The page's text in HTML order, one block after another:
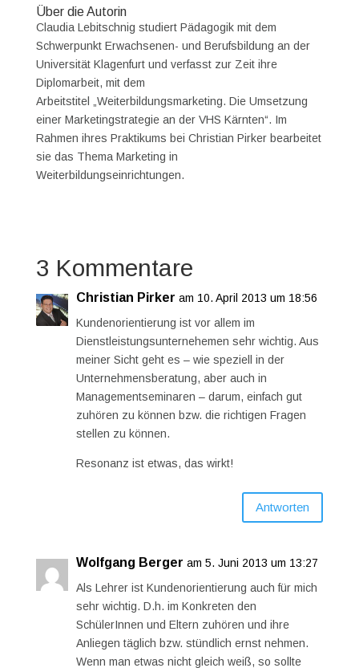
Über die Autorin
Claudia Lebitschnig studiert Pädagogik mit dem
Schwerpunkt Erwachsenen- und Berufsbildung an der
Universität Klagenfurt und verfasst zur Zeit ihre
Diplomarbeit, mit dem
Arbeitstitel „Weiterbildungsmarketing. Die Umsetzung
einer Marketingstrategie an der VHS Kärnten“. Im
Rahmen ihres Praktikums bei Christian Pirker bearbeitet
sie das Thema Marketing in
Weiterbildungseinrichtungen.
3 Kommentare
Christian Pirker am 10. April 2013 um 18:56
Kundenorientierung ist vor allem im
Dienstleistungsunternehemen sehr wichtig. Aus
meiner Sicht geht es – wie speziell in der
Unternehmensberatung, aber auch in
Managementseminaren – darum, einfach gut
zuhören zu können bzw. die richtigen Fragen
stellen zu können.
Resonanz ist etwas, das wirkt!
Antworten
Wolfgang Berger am 5. Juni 2013 um 13:27
Als Lehrer ist Kundenorientierung auch für mich
sehr wichtig. D.h. im Konkreten den
SchülerInnen und Eltern zuhören und ihre
Anliegen täglich bzw. stündlich ernst nehmen.
Wenn man etwas nicht gleich weiß, so sollte